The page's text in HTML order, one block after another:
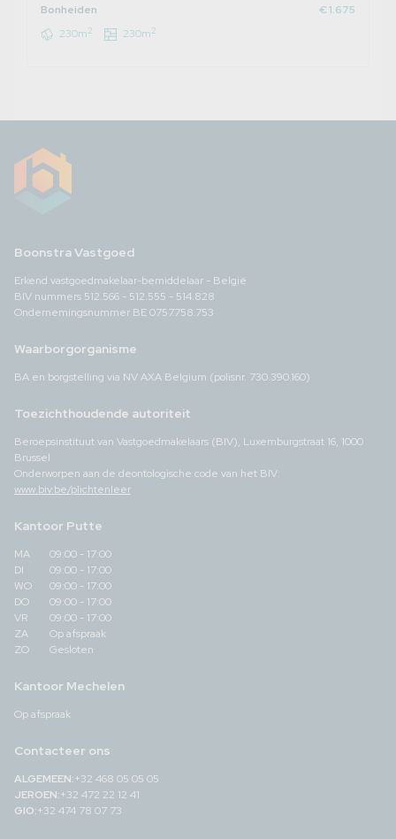
Bonheiden
€ 1.675
230m2 230m2
Boonstra Vastgoed
Erkend vastgoedmakelaar-bemiddelaar - België
BIV nummers 512.566 - 512.555 - 514.828
Ondernemingsnummer BE 0757.758.753
Waarborgorganisme
BA en borgstelling via NV AXA Belgium (polisnr. 730.390.160)
Toezichthoudende autoriteit
Beroepsinstituut van Vastgoedmakelaars (BIV), Luxemburgstraat 16, 1000
Brussel
Onderworpen aan de deontologische code van het BIV:
www.biv.be/plichtenleer
Kantoor Putte
MA
09:00 - 17:00
DI
09:00 - 17:00
WO
09:00 - 17:00
DO
09:00 - 17:00
VR
09:00 - 17:00
ZA
Op afspraak
ZO
Gesloten
Kantoor Mechelen
Op afspraak
Contacteer ons
ALGEMEEN:+32 468 05 05 05
JEROEN:+32 472 22 12 41
GIO:+32 474 78 07 73